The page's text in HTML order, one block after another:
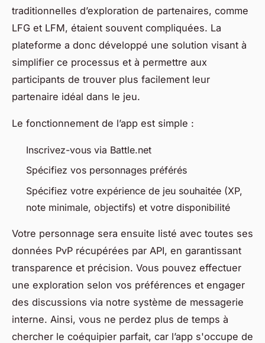
traditionnelles d’exploration de partenaires, comme
LFG et LFM, étaient souvent compliquées. La
plateforme a donc développé une solution visant à
simplifier ce processus et à permettre aux
participants de trouver plus facilement leur
partenaire idéal dans le jeu.
Le fonctionnement de l’app est simple :
Inscrivez-vous via Battle.net
Spécifiez vos personnages préférés
Spécifiez votre expérience de jeu souhaitée (XP,
note minimale, objectifs) et votre disponibilité
Votre personnage sera ensuite listé avec toutes ses
données PvP récupérées par API, en garantissant
transparence et précision. Vous pouvez effectuer
une exploration selon vos préférences et engager
des discussions via notre système de messagerie
interne. Ainsi, vous ne perdez plus de temps à
chercher le coéquipier parfait, car l’app s'occupe de